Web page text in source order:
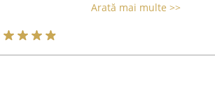
Arată mai multe >>